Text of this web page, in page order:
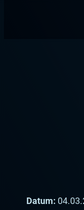
Datum: